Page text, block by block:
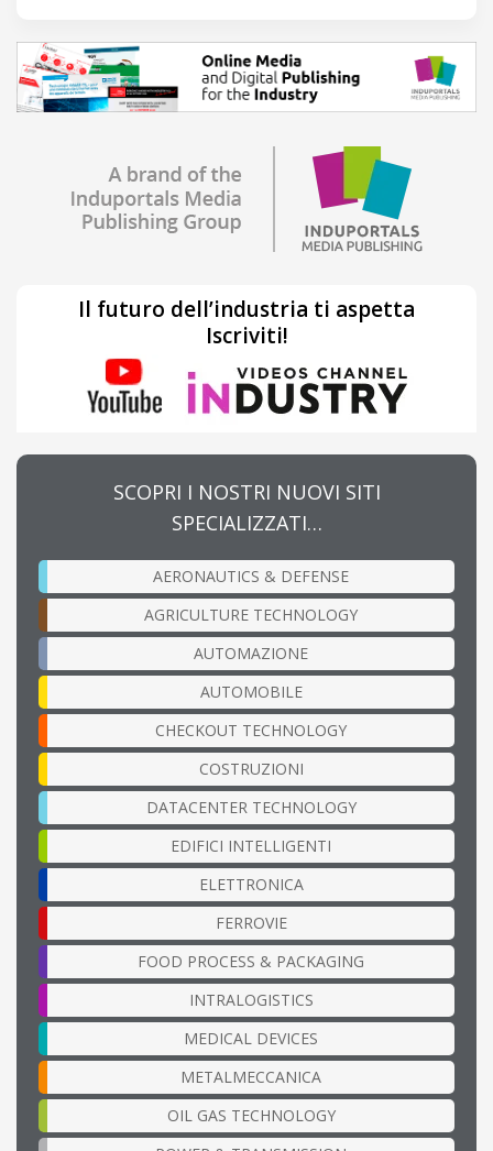
Il futuro dell’industria ti aspetta
Iscriviti!
SCOPRI I NOSTRI NUOVI SITI
SPECIALIZZATI…
AERONAUTICS & DEFENSE
AGRICULTURE TECHNOLOGY
AUTOMAZIONE
AUTOMOBILE
CHECKOUT TECHNOLOGY
COSTRUZIONI
DATACENTER TECHNOLOGY
EDIFICI INTELLIGENTI
ELETTRONICA
FERROVIE
FOOD PROCESS & PACKAGING
INTRALOGISTICS
MEDICAL DEVICES
METALMECCANICA
OIL GAS TECHNOLOGY